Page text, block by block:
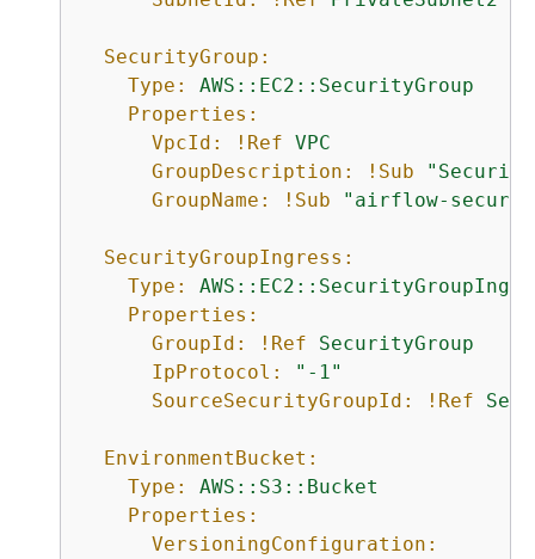
SecurityGroup:
Type:
AWS::EC2::SecurityGroup
Properties:
VpcId:
!Ref VPC
GroupDescription:
!Sub
"Security
GroupName:
!Sub "airflow-
SecurityGroupIngress:
Type:
Properties:
GroupId:
!Ref
SecurityGroup
IpProtocol:
"-1"
SourceSecurityGroupId:
!Ref
EnvironmentBucket:
Type:
AWS::S3::Bucket
Properties:
VersioningConfiguration: